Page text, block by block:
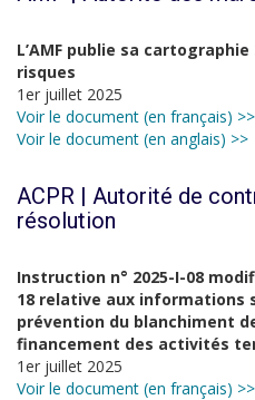
L’AMF publie sa
risques
1er juillet 2025
Voir le document (en français) >>
Voir le document (en anglais) >>
ACPR | Autorité de
résolution
Instruction n° 2025-I-08
18 relative aux informations
prévention du blanchiment
financement des activités
1er juillet 2025
Voir le document (en français) >>